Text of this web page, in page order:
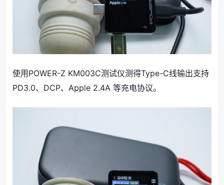
使用POWER-Z KM003C测试仪测得Type-C线输出支持
PD3.0、DCP、Apple 2.4A 等充电协议。